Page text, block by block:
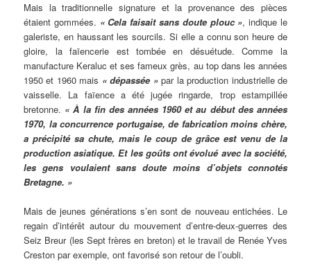
Mais la traditionnelle signature et la provenance des pièces
étaient gommées. « Cela faisait sans doute plouc », indique le
galeriste, en haussant les sourcils. Si elle a connu son heure de
gloire, la faïencerie est tombée en désuétude. Comme la
manufacture Keraluc et ses fameux grès, au top dans les années
1950 et 1960 mais « dépassée »par la production industrielle de
vaisselle. La faïence a été jugée ringarde, trop estampillée
bretonne. « À la fin des années 1960 et au début des années
1970, la concurrence portugaise, de fabrication moins chère,
a précipité sa chute, mais le coup de grâce est venu de la
production asiatique. Et les goûts ont évolué avec la société,
les gens voulaient sans doute moins d’objets connotés
Bretagne. »
Mais de jeunes générations s’en sont de nouveau entichées. Le
regain d’intérêt autour du mouvement d’entre-deux-guerres des
Seiz Breur (les Sept frères en breton) et le travail de Renée Yves
Creston par exemple, ont favorisé son retour de l’oubli.